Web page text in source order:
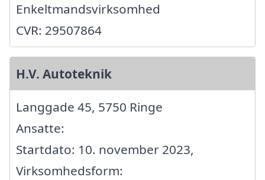
Enkeltmandsvirksomhed
CVR: 29507864
H.V. Autoteknik
Langgade 45, 5750 Ringe
Ansatte:
Startdato: 10. november 2023,
Virksomhedsform: